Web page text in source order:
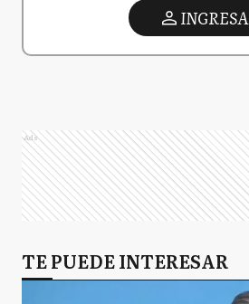
INGRESA
Ads
TE PUEDE INTERESAR